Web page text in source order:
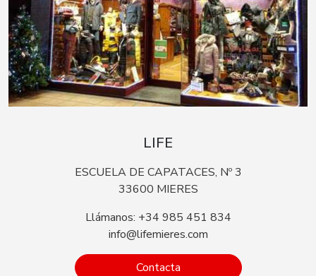
LIFE
ESCUELA DE CAPATACES, Nº 3
33600 MIERES
Llámanos: +34 985 451 834
info@lifemieres.com
Contacta